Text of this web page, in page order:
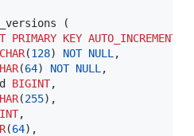
(
PRIMARY KEY AUTO_INCREMENT
(128) NOT NULL ,
(64) NOT NULL ,
BIGINT,
(255) ,
,
(64) ,